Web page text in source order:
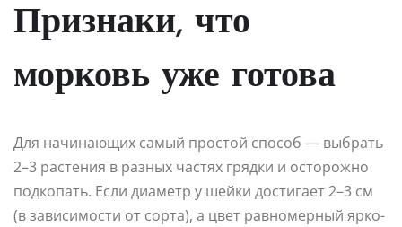
Признаки, что
морковь уже готова
Для начинающих самый простой способ — выбрать
2–3 растения в разных частях грядки и осторожно
подкопать. Если диаметр у шейки достигает 2–3 см
(в зависимости от сорта), а цвет равномерный ярко-